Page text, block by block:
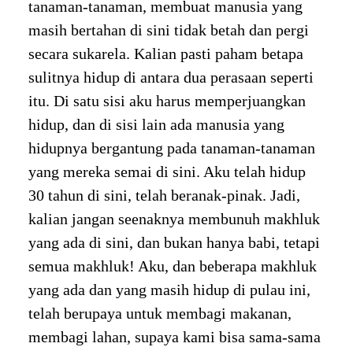
tanaman-tanaman, membuat manusia yang
masih bertahan di sini tidak betah dan pergi
secara sukarela. Kalian pasti paham betapa
sulitnya hidup di antara dua perasaan seperti
itu. Di satu sisi aku harus memperjuangkan
hidup, dan di sisi lain ada manusia yang
hidupnya bergantung pada tanaman-tanaman
yang mereka semai di sini. Aku telah hidup
30 tahun di sini, telah beranak-pinak. Jadi,
kalian jangan seenaknya membunuh makhluk
yang ada di sini, dan bukan hanya babi, tetapi
semua makhluk! Aku, dan beberapa makhluk
yang ada dan yang masih hidup di pulau ini,
telah berupaya untuk membagi makanan,
membagi lahan, supaya kami bisa sama-sama